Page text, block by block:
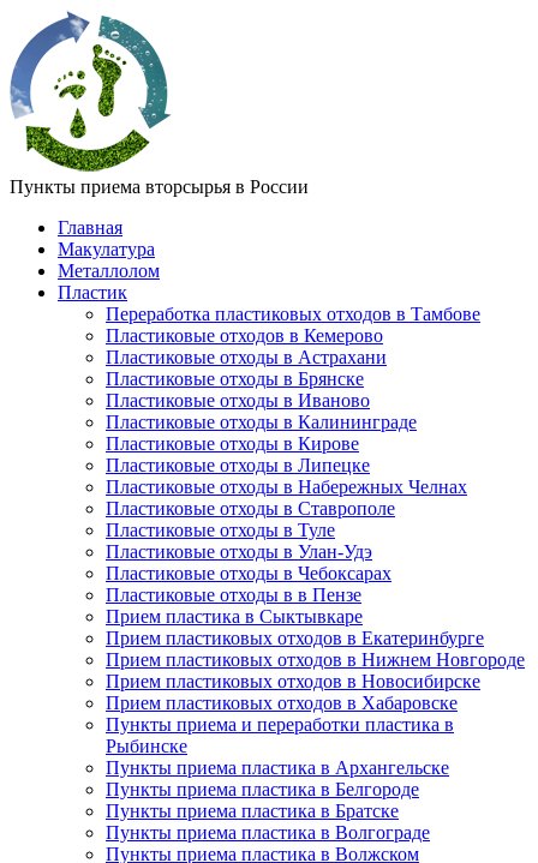
Пункты приема вторсырья в России
Главная
Макулатура
Металлолом
Пластик
Переработка пластиковых отходов в Тамбове
Пластиковые отходов в Кемерово
Пластиковые отходы в Астрахани
Пластиковые отходы в Брянске
Пластиковые отходы в Иваново
Пластиковые отходы в Калининграде
Пластиковые отходы в Кирове
Пластиковые отходы в Липецке
Пластиковые отходы в Набережных Челнах
Пластиковые отходы в Ставрополе
Пластиковые отходы в Туле
Пластиковые отходы в Улан-Удэ
Пластиковые отходы в Чебоксарах
Пластиковые отходы в в Пензе
Прием пластика в Сыктывкаре
Прием пластиковых отходов в Екатеринбурге
Прием пластиковых отходов в Нижнем Новгороде
Прием пластиковых отходов в Новосибирске
Прием пластиковых отходов в Хабаровске
Пункты приема и переработки пластика в
Рыбинске
Пункты приема пластика в Архангельске
Пункты приема пластика в Белгороде
Пункты приема пластика в Братске
Пункты приема пластика в Волгограде
Пункты приема пластика в Волжском